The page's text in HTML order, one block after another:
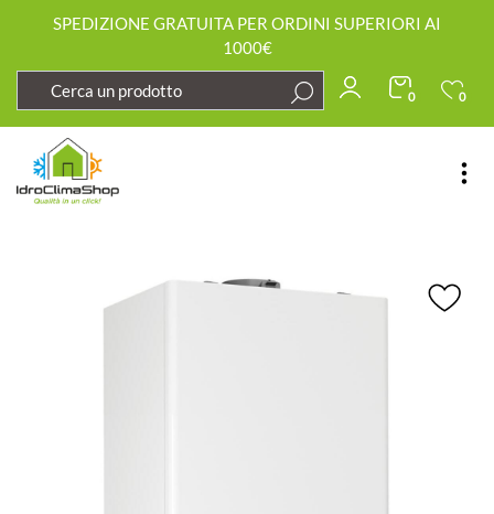
SPEDIZIONE GRATUITA PER ORDINI SUPERIORI AI
1000€
0 0